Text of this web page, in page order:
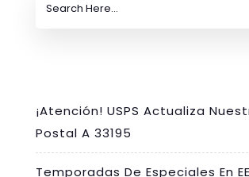
¡Atención! USPS Actualiza
Postal A 33195
Temporadas De Especiales En